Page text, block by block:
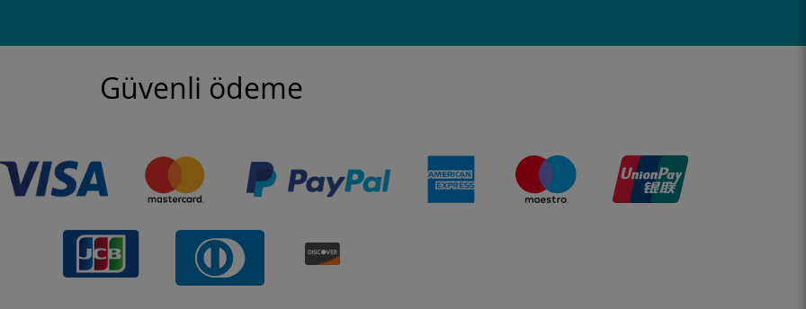
Güvenli ödeme